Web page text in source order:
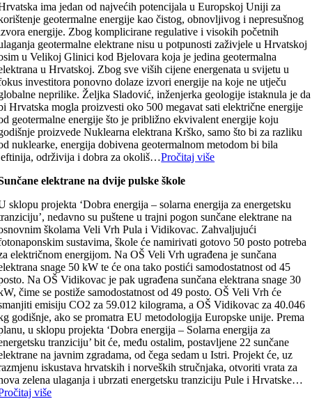
ima jedan od najvećih potencijala u Europskoj Uniji za
geotermalne energije kao čistog, obnovljivog i nepresušnog
energije. Zbog komplicirane regulative i visokih početnih
geotermalne elektrane nisu u potpunosti zaživjele u Hrvatskoj
u Velikoj Glinici kod Bjelovara koja je jedina geotermalna
u Hrvatskoj. Zbog sve viših cijene energenata u svijetu u
investitora ponovno dolaze izvori energije na koje ne utječu
neprilike. Željka Sladović, inženjerka geologije istaknula je da
Hrvatska mogla proizvesti oko 500 megavat sati električne energije
geotermalne energije što je približno ekvivalent energije koju
proizvede Nuklearna elektrana Krško, samo što bi za razliku
nuklearke, energija dobivena geotermalnom metodom bi bila
održivija i dobra za okoliš…Pročitaj više
elektrane na dvije pulske škole
sklopu projekta ‘Dobra energija – solarna energija za energetsku
nedavno su puštene u trajni pogon sunčane elektrane na
školama Veli Vrh Pula i Vidikovac. Zahvaljujući
sustavima, škole će namirivati gotovo 50 posto potreba
električnom energijom. Na OŠ Veli Vrh ugrađena je sunčana
snage 50 kW te će ona tako postići samodostatnost od 45
Na OŠ Vidikovac je pak ugrađena sunčana elektrana snage 30
čime se postiže samodostatnost od 49 posto. OŠ Veli Vrh će
emisiju CO2 za 59.012 kilograma, a OŠ Vidikovac za 40.046
godišnje, ako se promatra EU metodologija Europske unije. Prema
u sklopu projekta ‘Dobra energija – Solarna energija za
tranziciju’ bit će, među ostalim, postavljene 22 sunčane
na javnim zgradama, od čega sedam u Istri. Projekt će, uz
iskustava hrvatskih i norveških stručnjaka, otvoriti vrata za
zelena ulaganja i ubrzati energetsku tranziciju Pule i Hrvatske…
više